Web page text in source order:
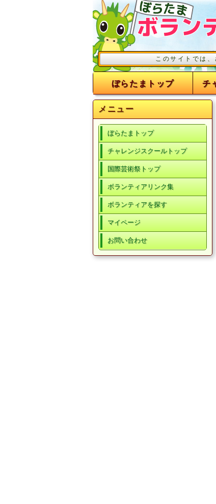
このサイトでは、さい
ぼらたまトップ チ
メニュー
ぼらたまトップ
チャレンジスクールトップ
国際芸術祭トップ
ボランティアリンク集
ボランティアを探す
マイページ
お問い合わせ